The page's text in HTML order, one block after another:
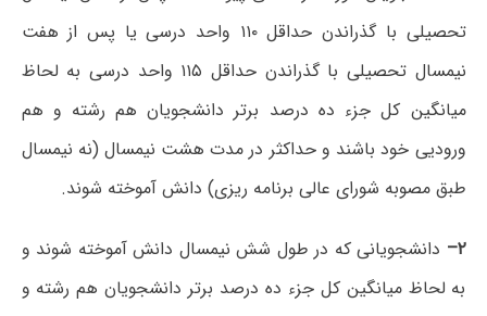
تحصیلی با گذراندن حداقل ۱۱۰ واحد درسی یا پس از هفت
نیمسال تحصیلی با گذراندن حداقل ۱۱۵ واحد درسی به لحاظ
میانگین کل جزء ده درصد برتر دانشجویان هم ‏رشته و هم
‏ورودیی خود باشند و حداکثر در مدت هشت نیمسال (نه نیمسال
طبق مصوبه شورای عالی برنامه ریزی) دانش آموخته شوند.
۲– دانشجویانی که در طول شش نیمسال دانش ‏آموخته شوند و
به لحاظ میانگین کل جزء ده درصد برتر دانشجویان هم ‏رشته و